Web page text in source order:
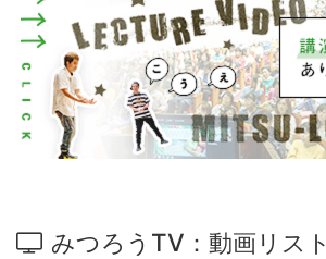
みつろうTV：動画リスト